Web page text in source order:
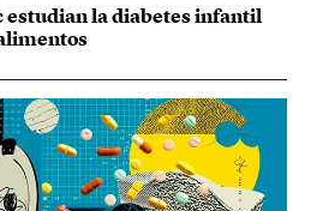
estudian la diabetes infantil